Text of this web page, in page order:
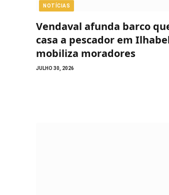
NOTÍCIAS
Vendaval afunda barco
casa a pescador em
mobiliza moradores
JULHO 30, 2026